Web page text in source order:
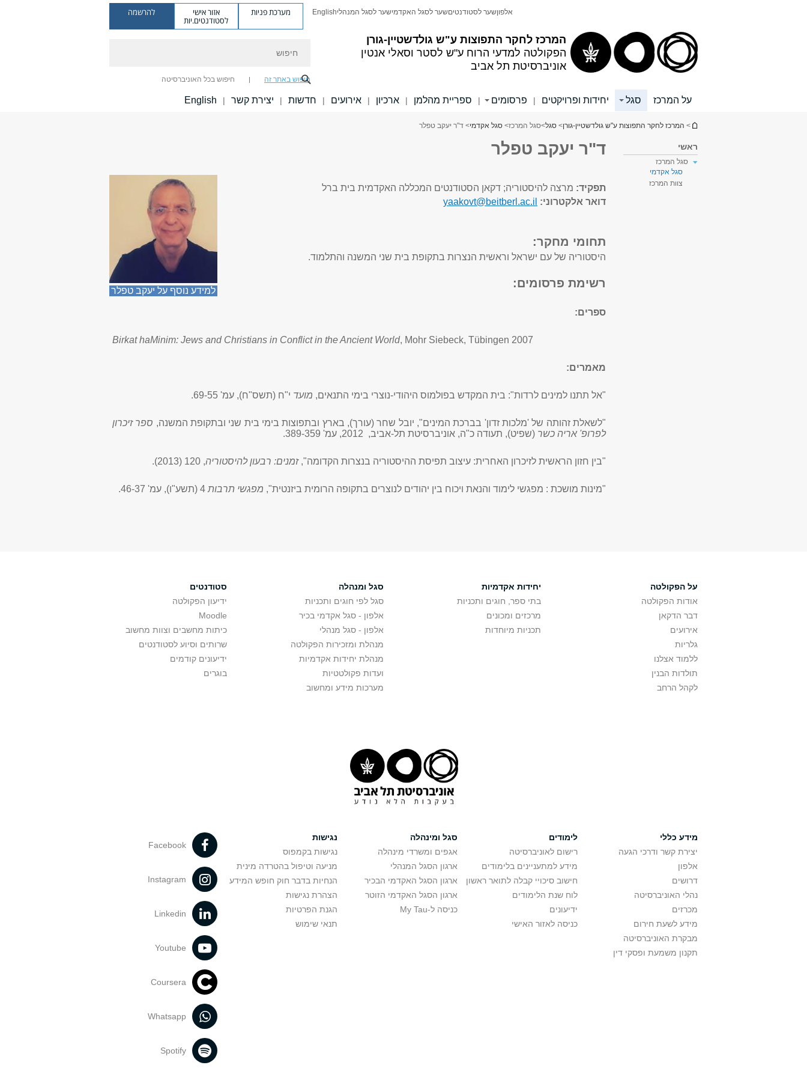
המרכז לחקר התפוצות ע"ש גולדשטיין-גורן
הפקולטה למדעי הרוח ע"ש לסטר וסאלי אנטין
אוניברסיטת תל אביב
אלפוןשער לסטודנטיםשער לסגל האקדמישער לסגל המנהליEnglish מערכת פניות אזור אישי
לסטודנטים.יות
להרשמה
חיפוש באתר זה חיפוש בכל האוניברסיטה
על המרכז סגל יחידות ופרויקטים | פרסומים | ספריית מהלמן | ארכיון | אירועים | חדשות | יצירת קשר |
English
הינך נמצא כאן
> המרכז לחקר התפוצות ע"ש גולדשטיין-גורן> סגל>סגל המרכז> סגל אקדמי> ד"ר יעקב טפלר
ראשי
סגל המרכז
סגל אקדמי
צוות המרכז
ד"ר יעקב טפלר
למידע נוסף על יעקב טפלר
תפקיד: מרצה להיסטוריה; דקאן הסטודנטים המכללה האקדמית בית ברל
דואר אלקטרוני: yaakovt@beitberl.ac.il
תחומי מחקר:
היסטוריה של עם ישראל וראשית הנצרות בתקופת בית שני המשנה והתלמוד.
​רשימת פרסומים:
ספרים:
Birkat haMinim: Jews and Christians in Conflict in the Ancient World, Mohr Siebeck, Tübingen 2007
מאמרים:
"אל תתנו למינים לרדות": בית המקדש בפולמוס היהודי-נוצרי בימי התנאים, מועד י"ח (תשס"ח), עמ' 69-55.
"לשאלת זהותה של 'מלכות זדון' בברכת המינים", יובל שחר (עורך), בארץ ובתפוצות בימי בית שני ובתקופת המשנה, ספר זיכרון
לפרופ' אריה כשר (שפיט), תעודה כ"ה, אוניברסיטת תל-אביב, 2012, עמ' 389-359.
"בין חזון הראשית לזיכרון האחרית: עיצוב תפיסת ההיסטוריה בנצרות הקדומה",זמנים: רבעון להיסטוריה, 120 (2013).
"מינות מושכת : מפגשי לימוד והנאת ויכוח בין יהודים לנוצרים בתקופה הרומית ביזנטית", מפגשי תרבות
על הפקולטה
אודות הפקולטה
דבר הדקאן
אירועים
גלריות
ללמוד אצלנו
תולדות הבנין
לקהל הרחב
יחידות אקדמיות
בתי ספר, חוגים ותכניות
מרכזים ומכונים
תכניות מיוחדות
סגל ומנהלה
סגל לפי חוגים ותכניות
אלפון - סגל אקדמי בכיר
אלפון - סגל מנהלי
מנהלת ומזכירות הפקולטה
מנהלת יחידות אקדמיות
ועדות פקולטטיות
מערכות מידע ומחשוב
סטודנטים
ידיעון הפקולטה
Moodle
כיתות מחשבים וצוות מחשוב
שרותים וסיוע לסטודנטים
ידיעונים קודמים
בוגרים
מידע כללי
יצירת קשר ודרכי הגעה
אלפון
דרושים
נהלי האוניברסיטה
מכרזים
מידע לשעת חירום
מבקרת האוניברסיטה
תקנון משמעת ופסקי דין
לימודים
רישום לאוניברסיטה
מידע למתעניינים בלימודים
חישוב סיכויי קבלה לתואר ראשון
לוח שנת הלימודים
ידיעונים
כניסה לאזור האישי
סגל ומינהלה
אגפים ומשרדי מינהלה
ארגון הסגל המנהלי
ארגון הסגל האקדמי הבכיר
ארגון הסגל האקדמי הזוטר
כניסה ל-My Tau
נגישות
נגישות בקמפוס
מניעה וטיפול בהטרדה מינית
הנחיות בדבר חוק חופש המידע
הצהרת נגישות
הגנת הפרטיות
תנאי שימוש
Facebook
Instagram
Linkedin
Youtube
Coursera
Whatsapp
Spotify